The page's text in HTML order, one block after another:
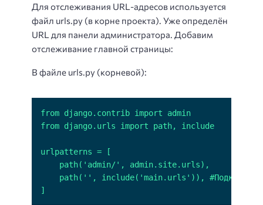
Для отслеживания URL-адресов используется
файл urls.py (в корне проекта). Уже определён
URL для панели администратора. Добавим
отслеживание главной страницы:
В файле urls.py (корневой):
]